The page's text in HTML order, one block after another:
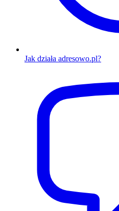
Jak działa adresowo.pl?